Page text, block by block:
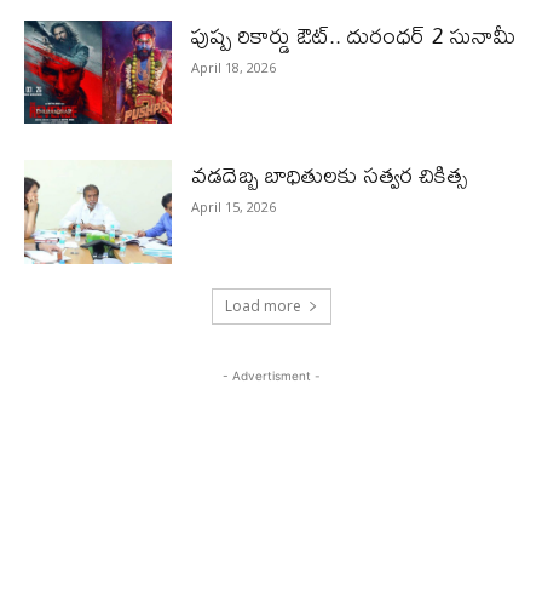
పుష్ప రికార్డు ఔట్‌.. దురంధ‌ర్ 2 సునామీ
April 18, 2026
వడదెబ్బ బాధితులకు సత్వర చికిత్స
April 15, 2026
Load more
- Advertisment -